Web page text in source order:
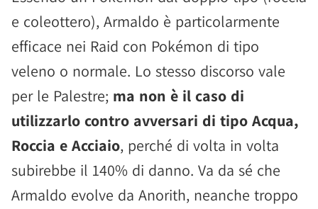
e coleottero), Armaldo è particolarmente
efficace nei Raid con Pokémon di tipo
veleno o normale. Lo stesso discorso vale
per le Palestre; ma non è il caso di
utilizzarlo contro avversari di tipo Acqua,
Roccia e Acciaio, perché di volta in volta
subirebbe il 140% di danno. Va da sé che
Armaldo evolve da Anorith, neanche troppo